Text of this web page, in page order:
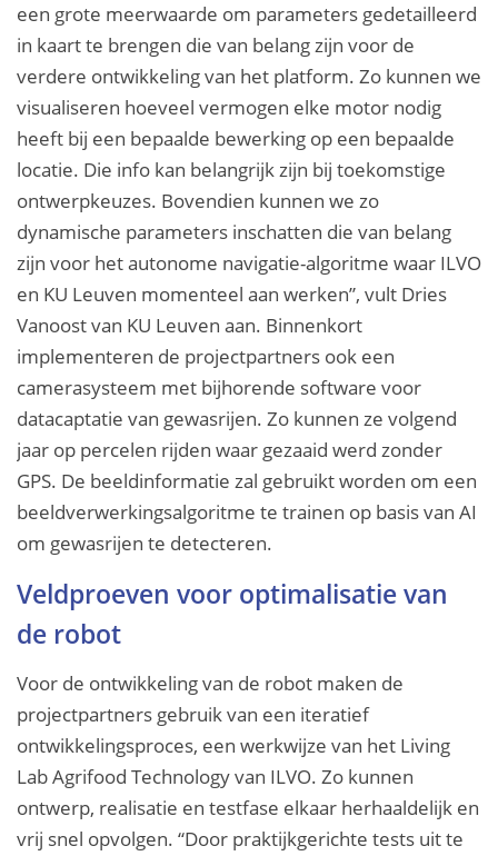
een grote meerwaarde om parameters gedetailleerd
in kaart te brengen die van belang zijn voor de
verdere ontwikkeling van het platform. Zo kunnen we
visualiseren hoeveel vermogen elke motor nodig
heeft bij een bepaalde bewerking op een bepaalde
locatie. Die info kan belangrijk zijn bij toekomstige
ontwerpkeuzes. Bovendien kunnen we zo
dynamische parameters inschatten die van belang
zijn voor het autonome navigatie-algoritme waar ILVO
en KU Leuven momenteel aan werken”, vult Dries
Vanoost van KU Leuven aan. Binnenkort
implementeren de projectpartners ook een
camerasysteem met bijhorende software voor
datacaptatie van gewasrijen. Zo kunnen ze volgend
jaar op percelen rijden waar gezaaid werd zonder
GPS. De beeldinformatie zal gebruikt worden om een
beeldverwerkingsalgoritme te trainen op basis van AI
om gewasrijen te detecteren.
Veldproeven voor optimalisatie van
de robot
Voor de ontwikkeling van de robot maken de
projectpartners gebruik van een iteratief
ontwikkelingsproces, een werkwijze van het Living
Lab Agrifood Technology van ILVO. Zo kunnen
ontwerp, realisatie en testfase elkaar herhaaldelijk en
vrij snel opvolgen. “Door praktijkgerichte tests uit te